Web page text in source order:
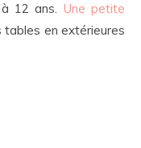
12 ans. Une petite
tables en extérieures